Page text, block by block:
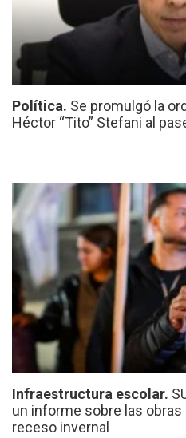
Política. Se promulgó la
Héctor “Tito” Stefani al
Infraestructura escolar.
un informe sobre las obras
receso invernal